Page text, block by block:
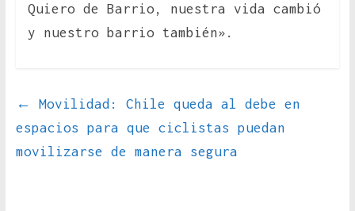
Quiero de Barrio, nuestra vida cambió
y nuestro barrio también».
←
Movilidad: Chile queda al debe en
espacios para que ciclistas puedan
movilizarse de manera segura